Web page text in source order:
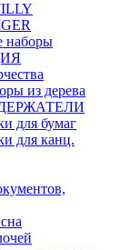
наборы
из дерева
для бумаг
для канц.